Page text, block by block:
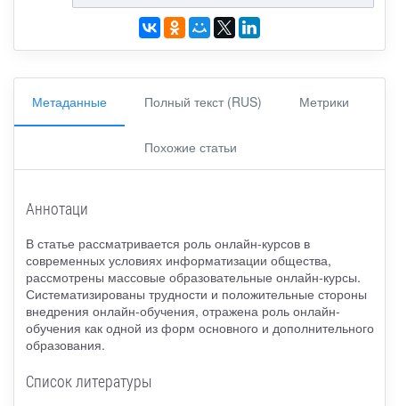
Метаданные Полный текст (RUS) Метрики
Похожие статьи
Аннотаци
В статье рассматривается роль онлайн-курсов в
современных условиях информатизации общества,
рассмотрены массовые образовательные онлайн-курсы.
Систематизированы трудности и положительные стороны
внедрения онлайн-обучения, отражена роль онлайн-
обучения как одной из форм основного и дополнительного
образования.
Список литературы